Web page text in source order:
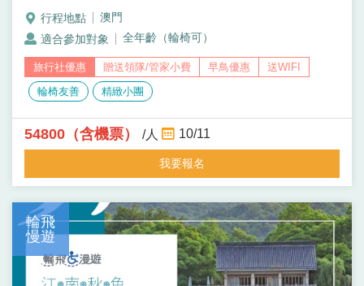
特魅力；並安排欣賞精彩震撼的《水舞間》表演、登上
澳門旅遊塔俯瞰城市景色、搭乘8字形摩天輪欣賞濠江
風光。另走訪充滿異國氛圍的澳門漁人碼頭羅馬劇場廣
場與富含藝術文化氣息的保利美高梅博物館，搭配水上
市場與在地風情體驗，享受一趟兼具休閒、美拍與文化
探索的無障礙慢遊旅程。
澳門
全年齡（輪椅可）
贈送領隊/管家小費 早鳥優惠
送WIFI
輪椅友善
精緻小團
54800（含機票） /人 10/11
我要報名
輪飛
慢遊